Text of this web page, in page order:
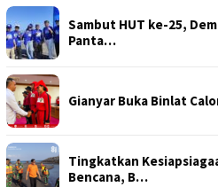
Sambut HUT ke-25,
Panta…
Gianyar Buka Binlat
Tingkatkan
Bencana, B…